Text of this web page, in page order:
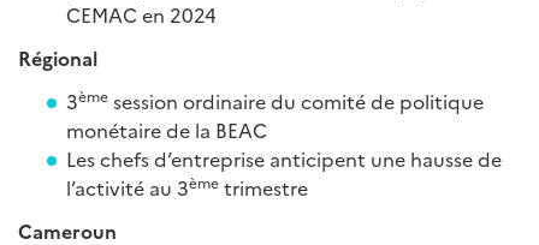
CEMAC en 2024
Régional
3ème session ordinaire du comité de politique
monétaire de la BEAC
Les chefs d’entreprise anticipent une hausse de
l’activité au 3ème trimestre
Cameroun